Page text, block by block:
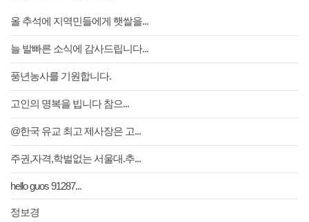
올 추석에 지역민들에게 햇쌀을...
늘 발빠른 소식에 감사드립니다...
풍년농사를 기원합니다.
고인의 명복을 빕니다 참으...
@한국 유교 최고 제사장은 고...
주권,자격,학벌없는 서울대.추...
hello guos 91287...
정보경